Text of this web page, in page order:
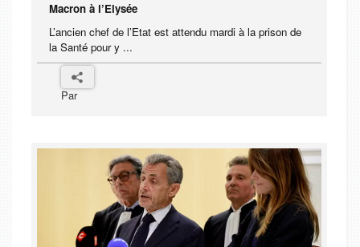
Macron à l’Elysée
L’ancien chef de l’Etat est attendu mardi à la prison de
la Santé pour y ...
Par